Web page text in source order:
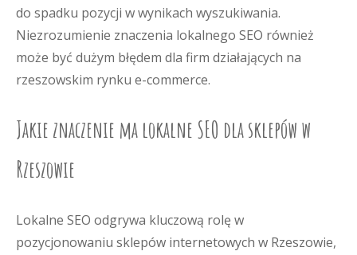
do spadku pozycji w wynikach wyszukiwania.
Niezrozumienie znaczenia lokalnego SEO również
może być dużym błędem dla firm działających na
rzeszowskim rynku e-commerce.
Jakie znaczenie ma lokalne SEO dla sklepów w
Rzeszowie
Lokalne SEO odgrywa kluczową rolę w
pozycjonowaniu sklepów internetowych w Rzeszowie,